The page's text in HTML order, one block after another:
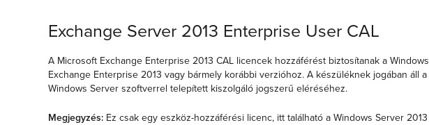
Exchange Server 2013 Enterprise User CAL
A Microsoft Exchange Enterprise 2013 CAL licencek hozzáférést biztosítanak a Windows
Exchange Enterprise 2013 vagy bármely korábbi verzióhoz. A készüléknek jogában áll a
Windows Server szoftverrel telepített kiszolgáló jogszerű eléréséhez.
Megjegyzés: Ez csak egy eszköz-hozzáférési licenc, itt található a Windows Server 2013